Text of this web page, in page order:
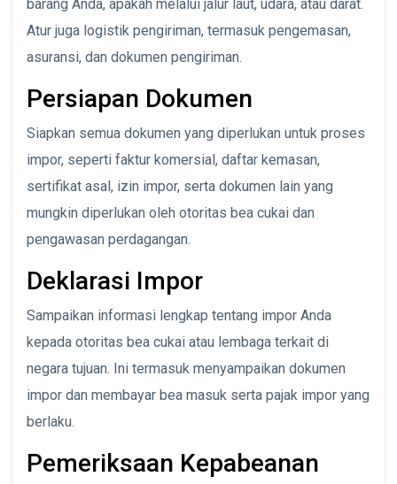
barang Anda, apakah melalui jalur laut, udara, atau darat.
Atur juga logistik pengiriman, termasuk pengemasan,
asuransi, dan dokumen pengiriman.
Persiapan Dokumen
Siapkan semua dokumen yang diperlukan untuk proses
impor, seperti faktur komersial, daftar kemasan,
sertifikat asal, izin impor, serta dokumen lain yang
mungkin diperlukan oleh otoritas bea cukai dan
pengawasan perdagangan.
Deklarasi Impor
Sampaikan informasi lengkap tentang impor Anda
kepada otoritas bea cukai atau lembaga terkait di
negara tujuan. Ini termasuk menyampaikan dokumen
impor dan membayar bea masuk serta pajak impor yang
berlaku.
Pemeriksaan Kepabeanan